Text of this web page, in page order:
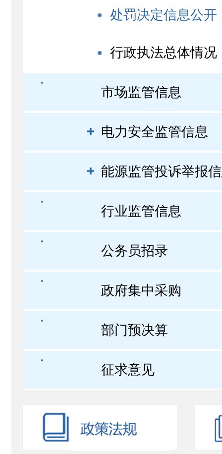
处罚决定信息公开
行政执法总体情况
市场监管信息
电力安全监管信息
能源监管投诉举报
行业监管信息
公务员招录
政府集中采购
部门预决算
征求意见